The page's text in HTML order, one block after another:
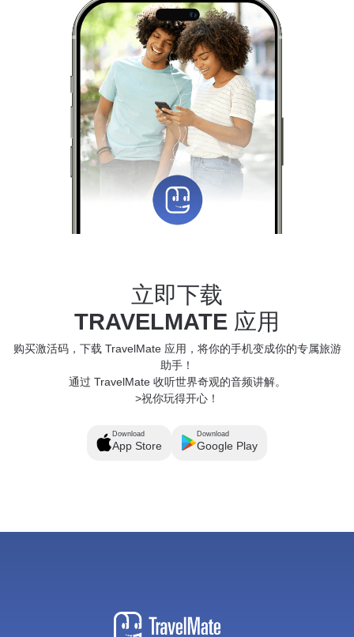
立即下载
TRAVELMATE 应用
购买激活码，下载 TravelMate 应用，将你的手机变成你的专属旅游
助手！
通过 TravelMate 收听世界奇观的音频讲解。
>祝你玩得开心！
Download
App Store
Download
Google Play